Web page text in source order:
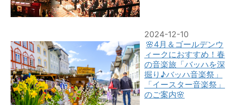
2024-12-10
🌸4月＆ゴールデンウ
ィークにおすすめ！春
の音楽旅「バッハを深
掘り♪バッハ音楽祭」
「イースター音楽祭」
のご案内🌸